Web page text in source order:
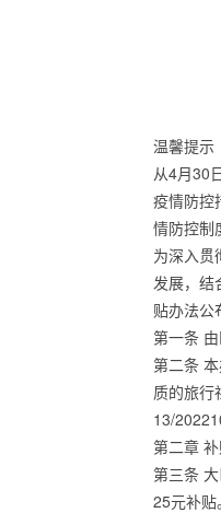
温馨提示
从4月30
疫情防控
情防控制
为深入贯
发展，结
贴办法
第一条
第二条
质的旅
13/
第二章
第三条
25元补贴。